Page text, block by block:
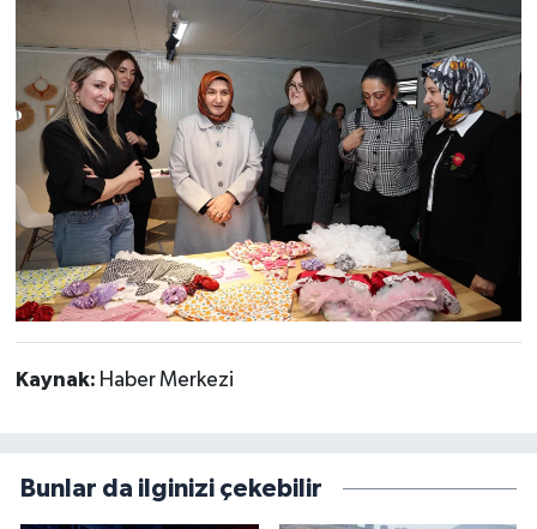
Kaynak: Haber Merkezi
Bunlar da ilginizi çekebilir